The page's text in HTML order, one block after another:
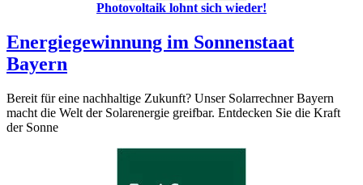
Photovoltaik lohnt sich wieder!
Energiegewinnung im Sonnenstaat
Bayern
Bereit für eine nachhaltige Zukunft? Unser Solarrechner Bayern
macht die Welt der Solarenergie greifbar. Entdecken Sie die Kraft
der Sonne